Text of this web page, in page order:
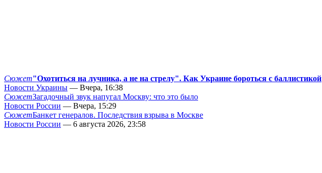
Сюжет"Охотиться на лучника, а не на стрелу". Как Украине бороться с баллистикой
Новости Украины — Вчера, 16:38
СюжетЗагадочный звук напугал Москву: что это было
Новости России — Вчера, 15:29
СюжетБанкет генералов. Последствия взрыва в Москве
Новости России — 6 августа 2026, 23:58